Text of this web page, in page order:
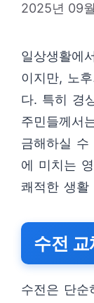
2025년 09
일상생활에
이지만, 노
다. 특히 경
주민들께서
금해하실 수
에 미치는
쾌적한 생활
수전
수전은 단순